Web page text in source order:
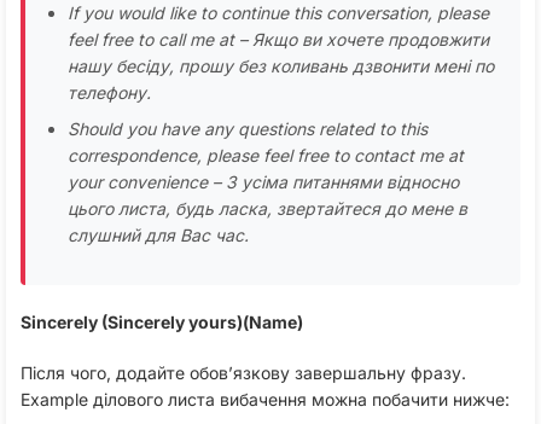
If you would like to continue this conversation, please
feel free to call me at – Якщо ви хочете продовжити
нашу бесіду, прошу без коливань дзвонити мені по
телефону.
Should you have any questions related to this
correspondence, please feel free to contact me at
your convenience – З усіма питаннями відносно
цього листа, будь ласка, звертайтеся до мене в
слушний для Вас час.
Sincerely (Sincerely yours)(Name)
Після чого, додайте обов’язкову завершальну фразу.
Example ділового листа вибачення можна побачити нижче: